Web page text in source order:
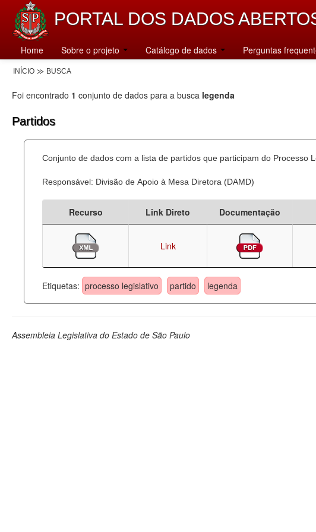
PORTAL DOS DADOS
Home Sobre o projeto Catálogo de dados Perguntas
INÍCIO BUSCA
Foi encontrado 1 conjunto de dados para a busca legenda
Partidos
Conjunto de dados com a lista de partidos que participam do Processo
Responsável: Divisão de Apoio à Mesa Diretora (DAMD)
Recurso Link Direto Documentação
Link
Etiquetas: processo legislativo partido legenda
Assembleia Legislativa do Estado de São Paulo